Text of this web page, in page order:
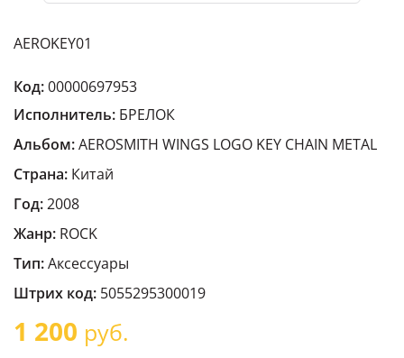
AEROKEY01
Код:00000697953
Исполнитель: БРЕЛОК
Альбом:AEROSMITH WINGS LOGO KEY CHAIN METAL
Страна: Китай
Год:2008
Жанр: ROCK
Тип:Аксессуары
Штрих код: 5055295300019
1 200 руб.